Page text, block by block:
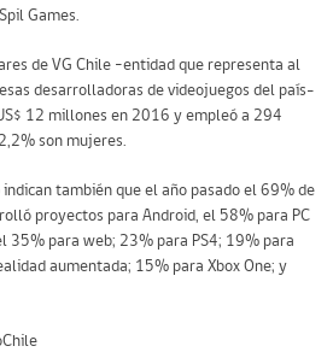
Games.
de VG Chile –entidad que representa al
desarrolladoras de videojuegos del país-
12 millones en 2016 y empleó a 294
son mujeres.
también que el año pasado el 69% de
proyectos para Android, el 58% para PC
35% para web; 23% para PS4; 19% para
aumentada; 15% para Xbox One; y